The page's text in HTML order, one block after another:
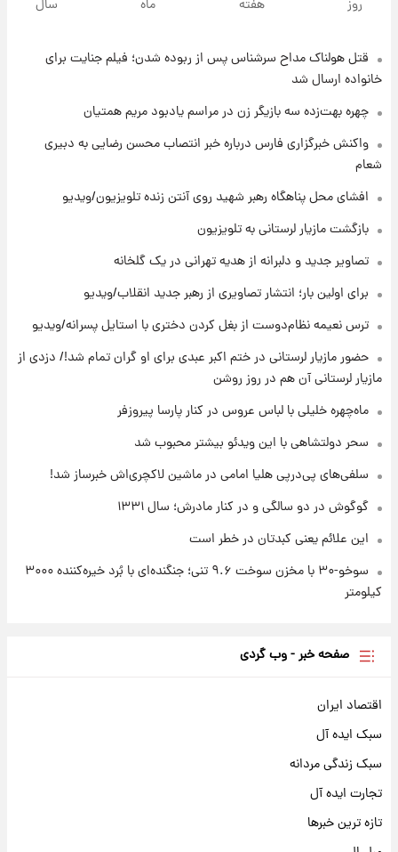
مرداد ۱۴۰۵ +جدول
۹ ساعت پیش
۹ ساعت پیش
۱۰ ساعت پیش
قیمت محصولات ایران‌خودرو و سایپا امروز شنبه
۱۷ مرداد ۱۴۰۵
یک پیش ‌بینی مهم برای قیمت دلار، طلا و سکه
۱ روز پیش
بازیکن به درد نخور استقلال با مقصد اروپا این
روز هفته ماه سال
قتل هولناک مداح سرشناس پس از ربوده شدن؛ فیلم جنایت برای
خانواده ارسال شد
چهره بهت‌زده سه بازیگر زن در مراسم یادبود مریم همتیان
واکنش خبرگزاری فارس درباره خبر انتصاب محسن رضایی به دبیری
شعام
افشای محل پناهگاه‌ رهبر شهید روی آنتن زنده تلویزیون/ویدیو
بازگشت مازیار لرستانی به تلویزیون
تصاویر جدید و دلبرانه از هدیه تهرانی در یک گلخانه
برای اولین بار؛ انتشار تصاویری از رهبر جدید انقلاب/ویدیو
ترس نعیمه نظام‌دوست از بغل کردن دختری با استایل پسرانه/ویدیو
حضور مازیار لرستانی در ختم اکبر عبدی برای او گران تمام شد!/ دزدی از
مازیار لرستانی آن هم در روز روشن
ماه‌چهره خلیلی با لباس عروس در کنار پارسا پیروزفر
سحر دولتشاهی با این ویدئو بیشتر محبوب شد
سلفی‌های پی‌درپی هلیا امامی در ماشین لاکچری‌اش خبرساز شد!
گوگوش در دو سالگی و در کنار مادرش؛ سال ۱۳۳۱
این علائم یعنی کبدتان در خطر است
سوخو-۳۰ با مخزن سوخت ۹.۶ تنی؛ جنگنده‌ای با بُرد خیره‌کننده ۳۰۰۰
کیلومتر
صفحه خبر - وب گردی
اقتصاد ایران
سبک ایده آل
سبک زندگی مردانه
تجارت ایده آل
تازه ترین خبرها